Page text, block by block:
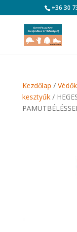
+36 30
Kezdőlap /
kesztyűk/